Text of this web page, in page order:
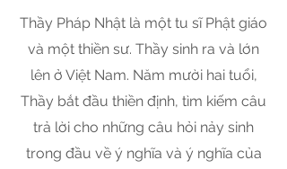
Thầy Pháp Nhật là một tu sĩ Phật giáo
và một thiền sư. Thầy sinh ra và lớn
lên ở Việt Nam. Năm mười hai tuổi,
Thầy bắt đầu thiền định, tìm kiếm câu
trả lời cho những câu hỏi nảy sinh
trong đầu về ý nghĩa và ý nghĩa của